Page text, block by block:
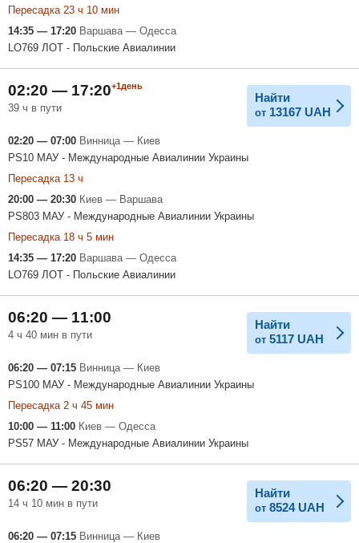
Пересадка 23 ч 10 мин
14:35 — 17:20 Варшава — Одесса
LO769 ЛОТ - Польские Авиалинии
02:20 — 17:20+1день
39 ч в пути
Найти
от 13167 UAH
02:20 — 07:00 Винница — Киев
PS10 МАУ - Международные Авиалинии Украины
Пересадка 13 ч
20:00 — 20:30 Киев — Варшава
PS803 МАУ - Международные Авиалинии Украины
Пересадка 18 ч 5 мин
14:35 — 17:20 Варшава — Одесса
LO769 ЛОТ - Польские Авиалинии
06:20 — 11:00
4 ч 40 мин в пути
Найти
от 5117 UAH
06:20 — 07:15 Винница — Киев
PS100 МАУ - Международные Авиалинии Украины
Пересадка 2 ч 45 мин
10:00 — 11:00 Киев — Одесса
PS57 МАУ - Международные Авиалинии Украины
06:20 — 20:30
14 ч 10 мин в пути
Найти
от 8524 UAH
06:20 — 07:15 Винница — Киев